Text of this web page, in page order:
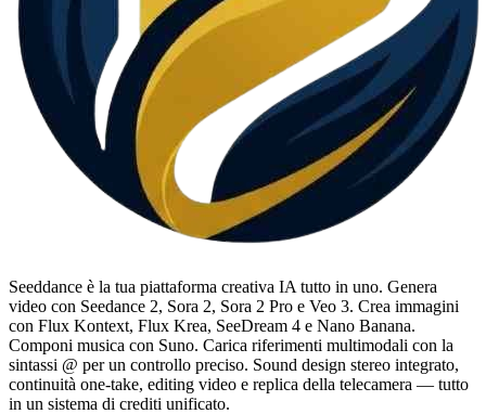
Seeddance è la tua piattaforma creativa IA tutto in uno. Genera
video con Seedance 2, Sora 2, Sora 2 Pro e Veo 3. Crea immagini
con Flux Kontext, Flux Krea, SeeDream 4 e Nano Banana.
Componi musica con Suno. Carica riferimenti multimodali con la
sintassi @ per un controllo preciso. Sound design stereo integrato,
continuità one-take, editing video e replica della telecamera — tutto
in un sistema di crediti unificato.